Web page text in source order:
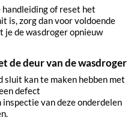
handleiding of reset het
is, zorg dan voor voldoende
de wasdroger opnieuw
de deur van de wasdroger
sluit kan te maken hebben met
defect
van deze onderdelen